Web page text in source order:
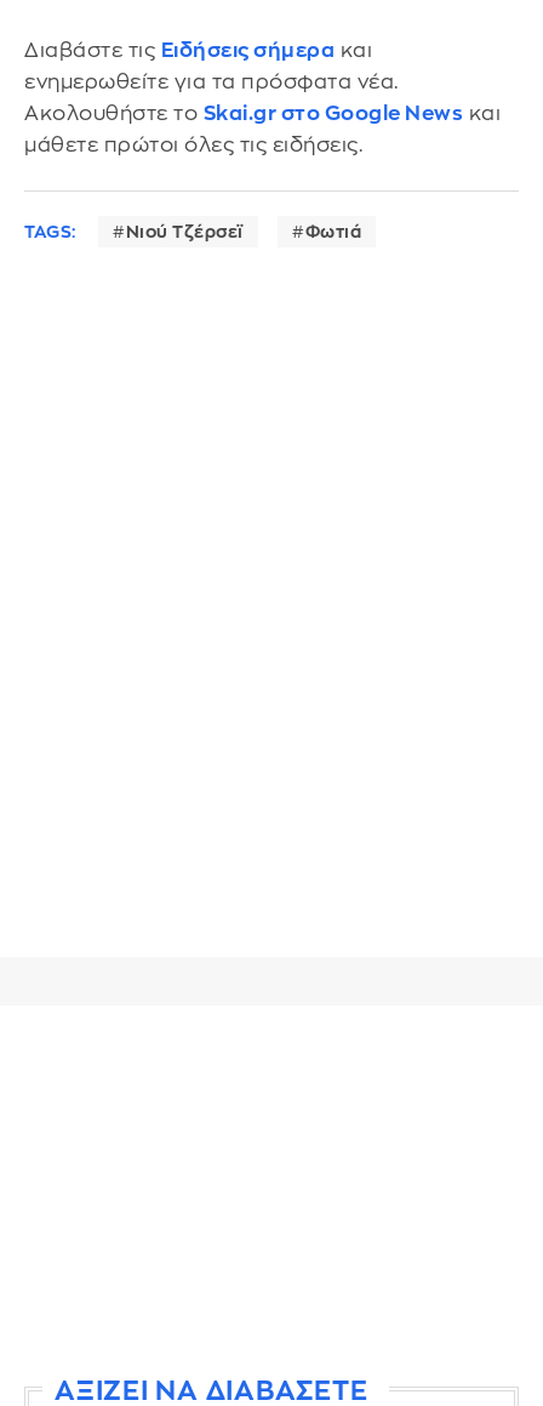
Διαβάστε τις Ειδήσεις σήμερα και
ενημερωθείτε για τα πρόσφατα νέα.
Ακολουθήστε το Skai.gr στο Google News και
μάθετε πρώτοι όλες τις ειδήσεις.
TAGS: Νιού Τζέρσεϊ Φωτιά
ΑΞΙΖΕΙ ΝΑ ΔΙΑΒΑΣΕΤΕ